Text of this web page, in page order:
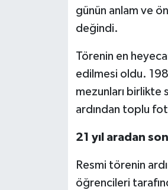
günün anlam ve
değindi.
Törenin en
edilmesi oldu.
mezunları birlikte
ardından toplu
21 yıl aradan
Resmi törenin
öğrencileri